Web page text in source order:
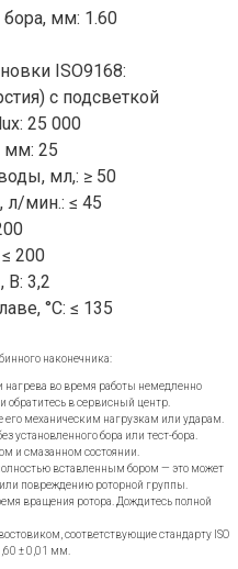
мм: 1.60
ISO9168:
с подсветкой
25 000
мм: 25
мл,: ≥ 50
л/мин.: ≤ 45
200
В: 3,2
°C: ≤ 135
наконечника:
во время работы немедленно
обратитесь в сервисный центр.
его механическим нагрузкам или ударам.
установленного бора или тест-бора.
и смазанном состоянии.
вставленным бором — это может
повреждению роторной группы.
вращения ротора. Дождитесь полной
соответствующие стандарту ISO
± 0,01 мм.